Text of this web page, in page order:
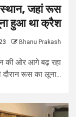
स्थान, जहां रूस
हुआ था क्रैश
Bhanu Prakash
की ओर आगे बढ़ रहा
दौरान रूस का लूना...